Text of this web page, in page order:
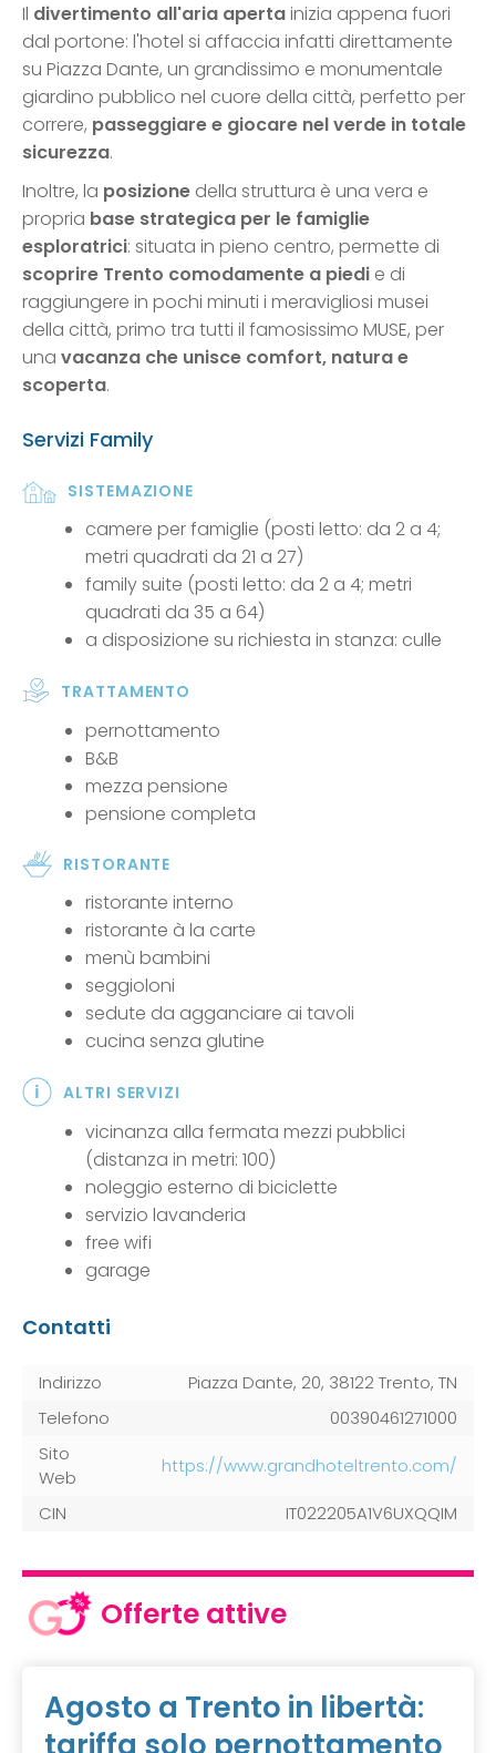
Il divertimento all'aria apertainizia appena fuori
dal portone: l'hotel si affaccia infatti direttamente
su Piazza Dante, un grandissimo e monumentale
giardino pubblico nel cuore della città, perfetto per
correre, passeggiare e giocare nel verde in totale
sicurezza.
Inoltre, la posizione della struttura è una vera e
propria base strategica per le famiglie
esploratrici: situata in pieno centro, permette di
scoprire Trento comodamente a piedi e di
raggiungere in pochi minuti i meravigliosi musei
della città, primo tra tutti il famosissimo MUSE, per
una vacanza che unisce comfort, natura e
scoperta.
Servizi Family
SISTEMAZIONE
camere per famiglie (posti letto: da 2 a 4;
metri quadrati da 21 a 27)
family suite (posti letto: da 2 a 4; metri
quadrati da 35 a 64)
a disposizione su richiesta in stanza: culle
TRATTAMENTO
pernottamento
B&B
mezza pensione
pensione completa
RISTORANTE
ristorante interno
ristorante à la carte
menù bambini
seggioloni
sedute da agganciare ai tavoli
cucina senza glutine
ALTRI SERVIZI
vicinanza alla fermata mezzi pubblici
(distanza in metri: 100)
noleggio esterno di biciclette
servizio lavanderia
free wifi
garage
Contatti
Indirizzo
Piazza Dante, 20, 38122 Trento, TN
Telefono
00390461271000
Sito
Web
https://www.grandhoteltrento.com/
CIN IT022205A1V6UXQQIM
Offerte attive
Agosto a Trento in libertà: